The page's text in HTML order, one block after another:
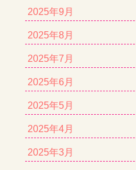
2025年9月
2025年8月
2025年7月
2025年6月
2025年5月
2025年4月
2025年3月